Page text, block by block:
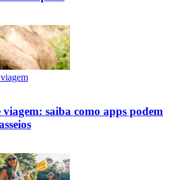
saiba como apps podem